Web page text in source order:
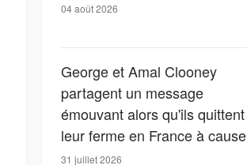
04 août 2026
George et Amal Clooney
partagent un message
émouvant alors qu'ils quittent
leur ferme en France à cause
des feux de forêt — Tous les
31 juillet 2026